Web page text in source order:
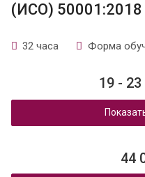
(ИСО) 50001:2018
32 часа Форма
19 -
44